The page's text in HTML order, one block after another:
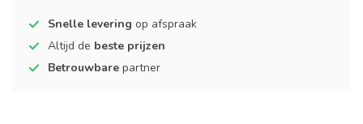
Snelle levering op afspraak
Altijd de beste prijzen
Betrouwbare partner